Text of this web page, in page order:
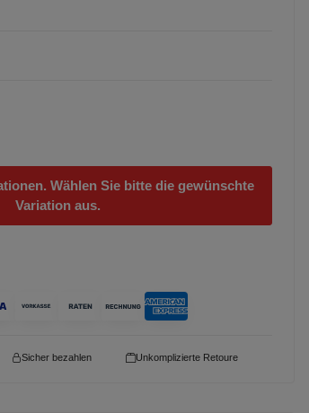
Wählen Sie bitte die gewünschte
Variation aus.
Sicher bezahlen Unkomplizierte Retoure